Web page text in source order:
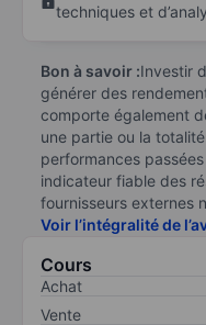
techniques et
Bon à savoir :Investir
générer des
comporte également
une partie ou la
performances
indicateur fiable des
fournisseurs externes
Voir l’intégralité de
Cours
Achat
Vente